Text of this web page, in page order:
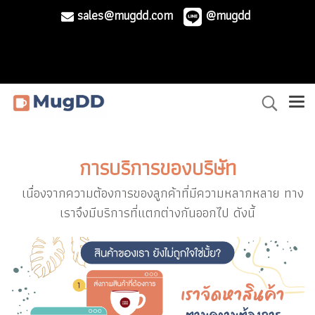
sales@mugdd.com @mugdd
การบริการของบริษัท
เนื่องจากความต้องการของลูกค้าที่มีความหลากหลาย ทาง
เราจึงมีบริการที่แตกต่างกันออกไป ดังนี้